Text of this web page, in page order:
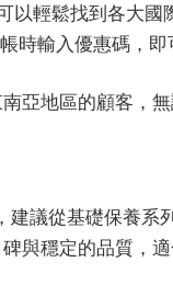
輕鬆找到各大國
時輸入優惠碼，
亞地區的顧客，
議從基礎保養系
與穩定的品質，適